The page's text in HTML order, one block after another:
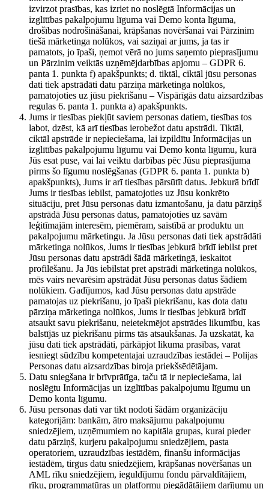
izvirzot prasības, kas izriet no noslēgtā Informācijas un
izglītības pakalpojumu līguma vai Demo konta līguma,
drošības nodrošināšanai, krāpšanas novēršanai vai Pārzinim
tiešā mārketinga nolūkos, vai saziņai ar jums, ja tas ir
pamatots, jo īpaši, ņemot vērā no jums saņemto pieprasījumu
un Pārzinim veiktās uzņēmējdarbības apjomu – GDPR 6.
panta 1. punkta f) apakšpunkts; d. tiktāl, ciktāl jūsu personas
dati tiek apstrādāti datu pārziņa mārketinga nolūkos,
pamatojoties uz jūsu piekrišanu – Vispārīgās datu aizsardzības
regulas 6. panta 1. punkta a) apakšpunkts.
Jums ir tiesības piekļūt saviem personas datiem, tiesības tos
labot, dzēst, kā arī tiesības ierobežot datu apstrādi. Tiktāl,
ciktāl apstrāde ir nepieciešama, lai izpildītu Informācijas un
izglītības pakalpojumu līgumu vai Demo konta līgumu, kurā
Jūs esat puse, vai lai veiktu darbības pēc Jūsu pieprasījuma
pirms šo līgumu noslēgšanas (GDPR 6. panta 1. punkta b)
apakšpunkts), Jums ir arī tiesības pārsūtīt datus. Jebkurā brīdī
Jums ir tiesības iebilst, pamatojoties uz Jūsu konkrēto
situāciju, pret Jūsu personas datu izmantošanu, ja datu pārziņš
apstrādā Jūsu personas datus, pamatojoties uz savām
leģitīmajām interesēm, piemēram, saistībā ar produktu un
pakalpojumu mārketingu. Ja Jūsu personas dati tiek apstrādāti
mārketinga nolūkos, Jums ir tiesības jebkurā brīdī iebilst pret
Jūsu personas datu apstrādi šādā mārketingā, ieskaitot
profilēšanu. Ja Jūs iebilstat pret apstrādi mārketinga nolūkos,
mēs vairs nevarēsim apstrādāt Jūsu personas datus šādiem
nolūkiem. Gadījumos, kad Jūsu personas datu apstrāde
pamatojas uz piekrišanu, jo īpaši piekrišanu, kas dota datu
pārziņa mārketinga nolūkos, Jums ir tiesības jebkurā brīdī
atsaukt savu piekrišanu, neietekmējot apstrādes likumību, kas
balstījās uz piekrišanu pirms tās atsaukšanas. Ja uzskatāt, ka
jūsu dati tiek apstrādāti, pārkāpjot likuma prasības, varat
iesniegt sūdzību kompetentajai uzraudzības iestādei – Polijas
Personas datu aizsardzības biroja priekšsēdētājam.
Datu sniegšana ir brīvprātīga, taču tā ir nepieciešama, lai
noslēgtu Informācijas un izglītības pakalpojumu līgumu un
Demo konta līgumu.
Jūsu personas dati var tikt nodoti šādām organizāciju
kategorijām: bankām, ātro maksājumu pakalpojumu
sniedzējiem, uzņēmumiem no kapitāla grupas, kurai pieder
datu pārziņš, kurjeru pakalpojumu sniedzējiem, pasta
operatoriem, uzraudzības iestādēm, finanšu informācijas
iestādēm, tirgus datu sniedzējiem, krāpšanas novēršanas un
AML rīku sniedzējiem, ieguldījumu fondu pārvaldītājiem,
rīku, programmatūras un platformu piegādātājiem darījumu un